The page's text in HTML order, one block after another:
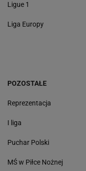
Ligue 1
Liga Europy
POZOSTAŁE
Reprezentacja
I liga
Puchar Polski
MŚ w Piłce Nożnej